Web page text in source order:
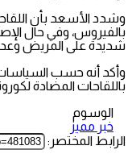
بالفيروس، وفي حال
شديدة على المريض
وأكد أنه حسب
باللقاحات المضادة
الوسوم
خبر مميز
الرابط المختصر: